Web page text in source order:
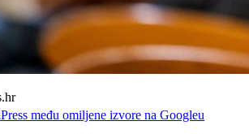
među omiljene izvore na Googleu